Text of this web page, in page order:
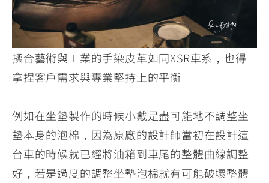
揉合藝術與工業的手染皮革如同XSR車系，也得
拿捏客戶需求與專業堅持上的平衡
例如在坐墊製作的時候小戴是盡可能地不調整坐
墊本身的泡棉，因為原廠的設計師當初在設計這
台車的時候就已經將油箱到車尾的整體曲線調整
好，若是過度的調整坐墊泡棉就有可能破壞整體